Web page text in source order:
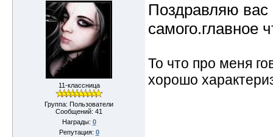
11-классница
Группа: Пользователи
Сообщений: 41
Награды: 0
Репутация: 0
Поздравляю вас
самого.главное
То что про меня
хорошо